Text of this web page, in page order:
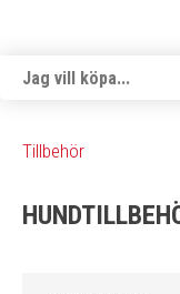
Tillbehör